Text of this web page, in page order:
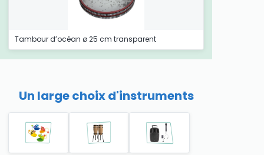
Tambour d’océan ø 25 cm transparent
Un large choix d'instruments